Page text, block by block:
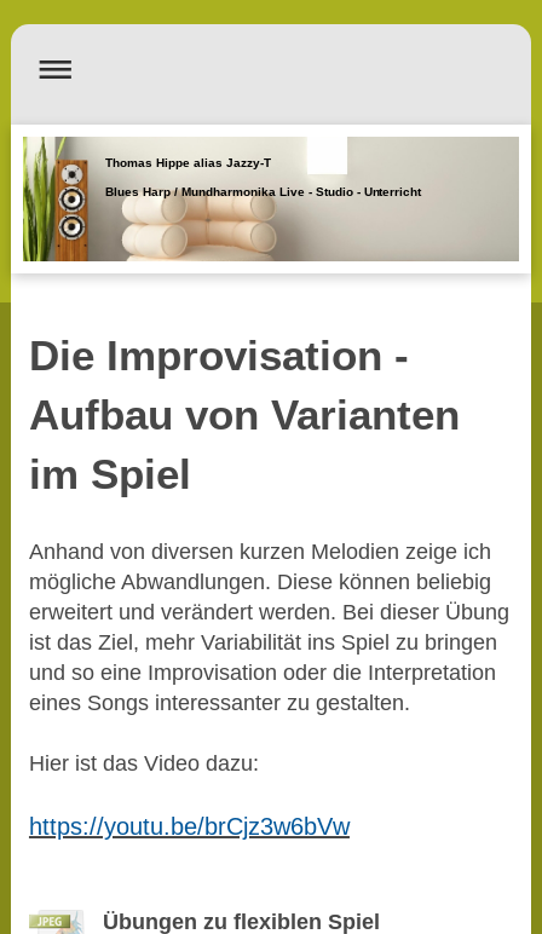
Thomas Hippe alias Jazzy-T
Blues Harp / Mundharmonika Live - Studio - Unterricht
Die Improvisation -
Aufbau von Varianten
im Spiel
Anhand von diversen kurzen Melodien zeige ich
mögliche Abwandlungen. Diese können beliebig
erweitert und verändert werden. Bei dieser Übung
ist das Ziel, mehr Variabilität ins Spiel zu bringen
und so eine Improvisation oder die Interpretation
eines Songs interessanter zu gestalten.
Hier ist das Video dazu:
https://youtu.be/brCjz3w6bVw
Übungen zu flexiblen Spiel